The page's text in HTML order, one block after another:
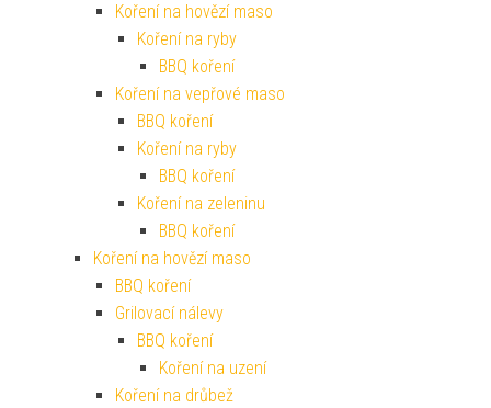
Koření na hovězí maso
Koření na ryby
BBQ koření
Koření na vepřové maso
BBQ koření
Koření na ryby
BBQ koření
Koření na zeleninu
BBQ koření
Koření na hovězí maso
BBQ koření
Grilovací nálevy
BBQ koření
Koření na uzení
Koření na drůbež